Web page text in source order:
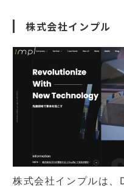
株式会社インプル
株式会社インプルは、